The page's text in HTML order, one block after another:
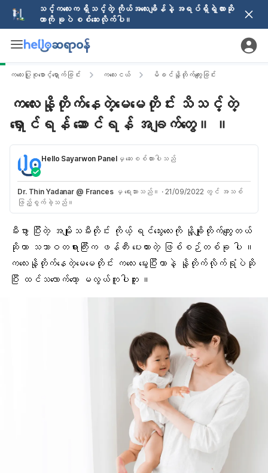
သင့်ကလေးက ရှိသင့်တဲ့ ကိုယ်အလေးချိန်နဲ့ အရပ်ရှိရဲ့လားဆို
တာကို ခုပဲ စစ်ဆေးလိုက်ပါ။
ကလေးပြုစုစောင့်ရှောက်ခြင်း ကလေးငယ် မိခင်နို့တိုက်ကျွေးခြင်း
ကလေးနို့တိုက်နေတဲ့မေမေတိုင်း သိသင့်တဲ့
ရှောင်ရန် ဆောင်ရန် အချက်တွေ။ ။
Hello Sayarwon Panelမှ ဆေးစစ်ထားပါသည်
Dr. Thin Yadanar @ Francesမှ ရေးသားသည်။ · 21/09/2022 တွင် အသစ်
ဖြည့်စွက်ခဲ့သည်။
မီးဖွား ပြီးတဲ့ အမျိုးသမီးတိုင်း ကိုယ့် ရင်သွေးလေးကို နို့ချိုတိုက်ကျွေးတယ်
ဆိုတာ သဘာဝတရားကြီးက ဖန်တီး ပေးထားတဲ့ ဖြစ်စဉ်တစ်ခု ပါ ။
ကလေးနို့တိုက်နေတဲ့မေမေတိုင်း ကလေး မွေးပြီးတာနဲ့ နို့တိုက်လိုက်ရုံပဲဆို
ပြီး ထင်သလောက်တော့ မလွယ်ကူပါဘူး ။